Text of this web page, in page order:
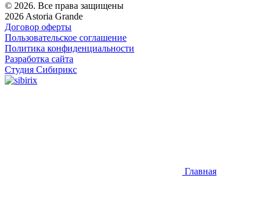
© 2026. Все права защищены
2026 Astoria Grande
Договор оферты
Пользовательское соглашение
Политика конфиденциальности
Разработка сайта
Студия Сибирикс
Главная